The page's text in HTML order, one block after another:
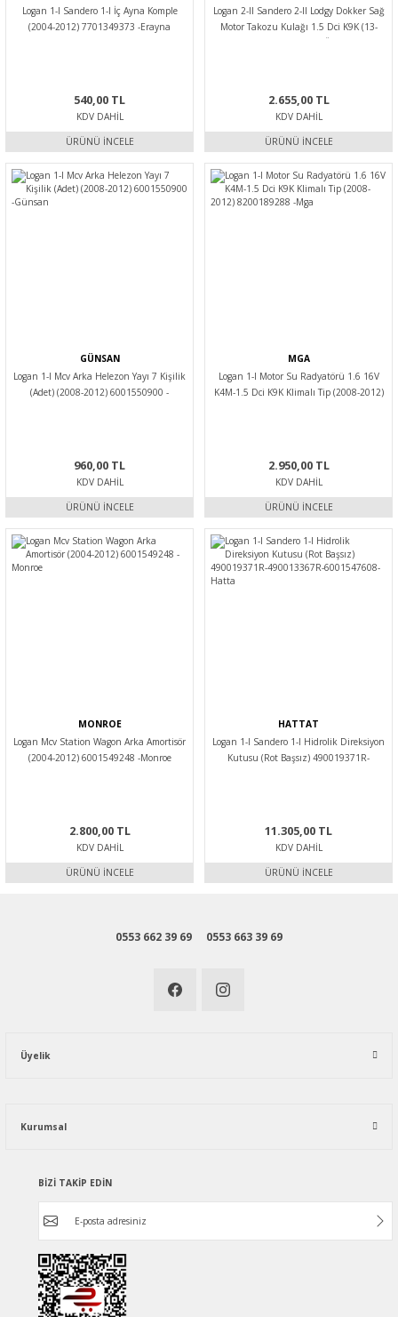
Logan 1-I Sandero 1-I İç Ayna Komple
(2004-2012) 7701349373 -Erayna
540,00 TL
KDV DAHIL
ÜRÜNÜ İNCELE
Logan 2-II Sandero 2-II Lodgy Dokker Sağ
Motor Takozu Kulağı 1.5 Dci K9K (13-
2.655,00 TL
KDV DAHIL
ÜRÜNÜ İNCELE
GÜNSAN
Logan 1-I Mcv Arka Helezon Yayı 7 Kişilik
(Adet) (2008-2012) 6001550900 -
960,00 TL
KDV DAHIL
ÜRÜNÜ İNCELE
MGA
Logan 1-I Motor Su Radyatörü 1.6 16V
K4M-1.5 Dci K9K Klimalı Tip (2008-2012)
2.950,00 TL
KDV DAHIL
ÜRÜNÜ İNCELE
MONROE
Logan Mcv Station Wagon Arka Amortisör
(2004-2012) 6001549248 -Monroe
2.800,00 TL
KDV DAHIL
ÜRÜNÜ İNCELE
HATTAT
Logan 1-I Sandero 1-I Hidrolik Direksiyon
Kutusu (Rot Başsız) 490019371R-
11.305,00 TL
KDV DAHIL
ÜRÜNÜ İNCELE
0553 662 39 69 0553 663 39 69
Üyelik
Kurumsal
BİZİ TAKİP EDİN